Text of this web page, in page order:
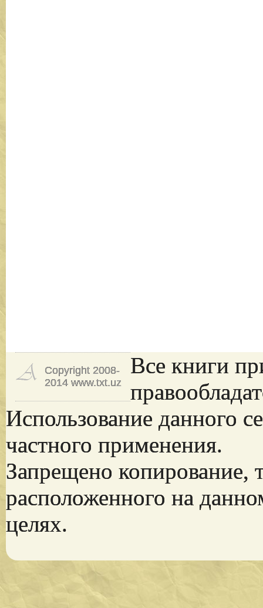
Copyright 2008-
2014 www.txt.uz
Все книги
Использование данного
частного применения.
Запрещено копирование,
расположенного на
целях.